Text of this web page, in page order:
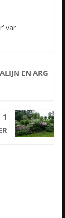
van
EN ARG
1